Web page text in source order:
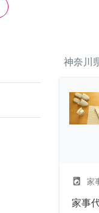
神奈川
local_laundry_service 家
家事